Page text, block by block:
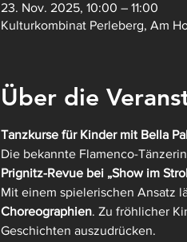
23. Nov. 2025, 10:00 – 11:00
Kulturkombinat Perleberg, Am
Über die
Tanzkurse für Kinder mit Bella
Die bekannte Flamenco-Tänzerin
Prignitz-Revue bei „Show im
Mit einem spielerischen Ansatz
Choreographien. Zu fröhlicher
Geschichten auszudrücken.